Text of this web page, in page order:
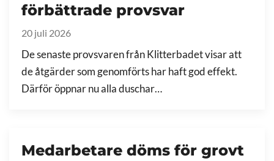
förbättrade provsvar
20 juli 2026
De senaste provsvaren från Klitterbadet visar att
de åtgärder som genomförts har haft god effekt.
Därför öppnar nu alla duschar…
Medarbetare döms för grovt